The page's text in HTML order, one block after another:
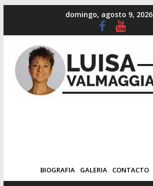
domingo, agosto 9, 2026
BIOGRAFIA GALERIA CONTACTO